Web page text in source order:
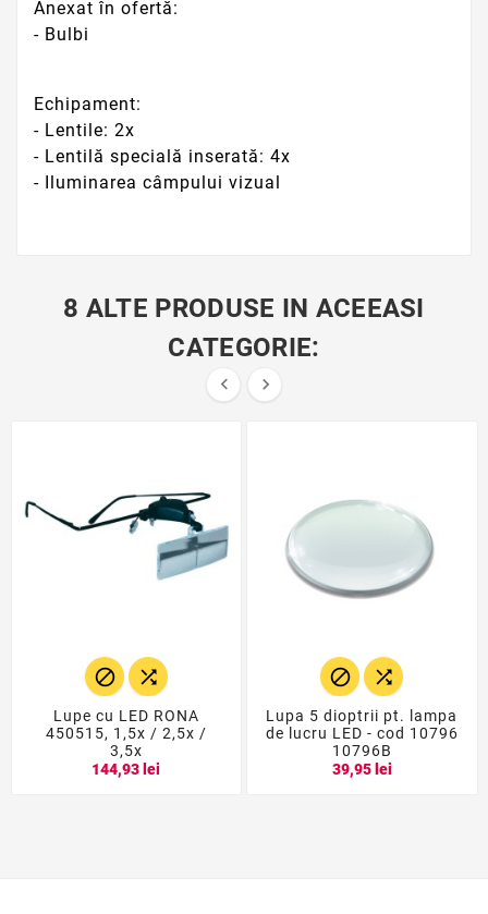
Anexat în ofertă:
- Bulbi
Echipament:
- Lentile: 2x
- Lentilă specială inserată: 4x
- Iluminarea câmpului vizual
8 ALTE PRODUSE IN ACEEASI
CATEGORIE:
 
 
Lupe cu LED RONA
450515, 1,5x / 2,5x /
3,5x
144,93 lei
 
Lupa 5 dioptrii pt. lampa
de lucru LED - cod 10796
10796B
39,95 lei